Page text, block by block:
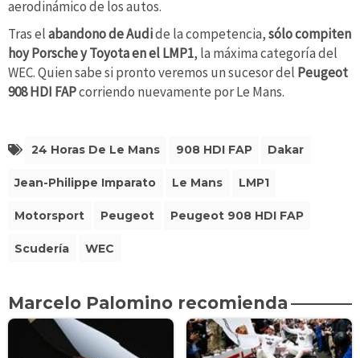
aerodinámico de los autos.
Tras elabandono de Audide la competencia,sólo compiten
hoy Porsche y Toyota en el LMP1, la máxima categoría del
WEC. Quien sabe si pronto veremos un sucesor del Peugeot
908 HDI FAPcorriendo nuevamente por Le Mans.
24 Horas De Le Mans 908 HDI FAP Dakar
Jean-Philippe Imparato Le Mans LMP1
Motorsport Peugeot Peugeot 908 HDI FAP
Scudería WEC
Marcelo Palomino recomienda